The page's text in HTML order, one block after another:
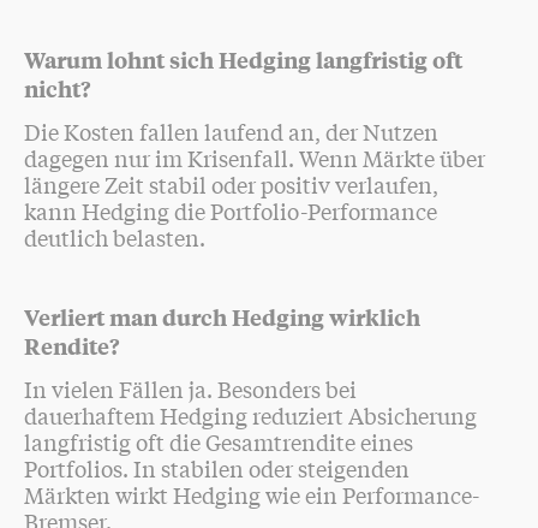
Warum lohnt sich Hedging langfristig oft
nicht?
Die Kosten fallen laufend an, der Nutzen
dagegen nur im Krisenfall. Wenn Märkte über
längere Zeit stabil oder positiv verlaufen,
kann Hedging die Portfolio-Performance
deutlich belasten.
Verliert man durch Hedging wirklich
Rendite?
In vielen Fällen ja. Besonders bei
dauerhaftem Hedging reduziert Absicherung
langfristig oft die Gesamtrendite eines
Portfolios. In stabilen oder steigenden
Märkten wirkt Hedging wie ein Performance-
Bremser.